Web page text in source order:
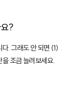
?
. 그래도 안 되면 (1)
조금 늘려보세요.